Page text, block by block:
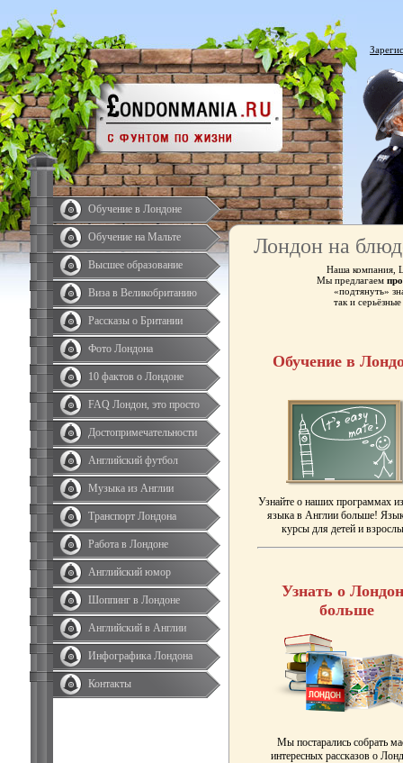
Обучение в Лондоне
Обучение на Мальте
Высшее образование
Виза в Великобританию
Рассказы о Британии
Фото Лондона
10 фактов о Лондоне
FAQ Лондон, это просто
Достопримечательности
Английский футбол
Музыка из Англии
Транспорт Лондона
Работа в Лондоне
Английский юмор
Шоппинг в Лондоне
Английский в Англии
Инфографика Лондона
Контакты
Лондон на
Наша компания,
Мы предлагаем
«подтянуть»
так и
Обучение в
Узнайте о наших программах
языка в Англии больше!
курсы для детей и
Узнать о
больше
Мы постарались собрать
интересных рассказов о